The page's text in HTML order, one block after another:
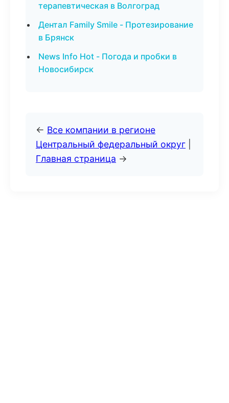
терапевтическая в Волгоград
Дентал Family Smile - Протезирование
в Брянск
News Info Hot - Погода и пробки в
Новосибирск
← Все компании в регионе
Центральный федеральный округ
Главная страница →